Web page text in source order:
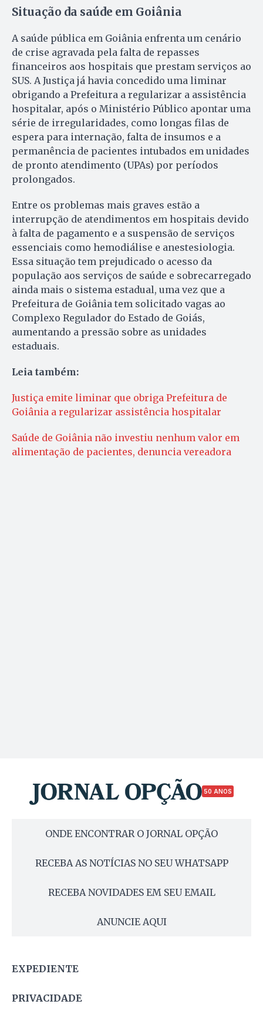
Situação da saúde em Goiânia
A saúde pública em Goiânia enfrenta um cenário
de crise agravada pela falta de repasses
financeiros aos hospitais que prestam serviços ao
SUS. A Justiça já havia concedido uma liminar
obrigando a Prefeitura a regularizar a assistência
hospitalar, após o Ministério Público apontar uma
série de irregularidades, como longas filas de
espera para internação, falta de insumos e a
permanência de pacientes intubados em unidades
de pronto atendimento (UPAs) por períodos
prolongados.
Entre os problemas mais graves estão a
interrupção de atendimentos em hospitais devido
à falta de pagamento e a suspensão de serviços
essenciais como hemodiálise e anestesiologia.
Essa situação tem prejudicado o acesso da
população aos serviços de saúde e sobrecarregado
ainda mais o sistema estadual, uma vez que a
Prefeitura de Goiânia tem solicitado vagas ao
Complexo Regulador do Estado de Goiás,
aumentando a pressão sobre as unidades
estaduais.
Leia também:
Justiça emite liminar que obriga Prefeitura de
Goiânia a regularizar assistência hospitalar
Saúde de Goiânia não investiu nenhum valor em
alimentação de pacientes, denuncia vereadora
50 ANOS
ONDE ENCONTRAR O JORNAL OPÇÃO
RECEBA AS NOTÍCIAS NO SEU WHATSAPP
RECEBA NOVIDADES EM SEU EMAIL
ANUNCIE AQUI
EXPEDIENTE
PRIVACIDADE